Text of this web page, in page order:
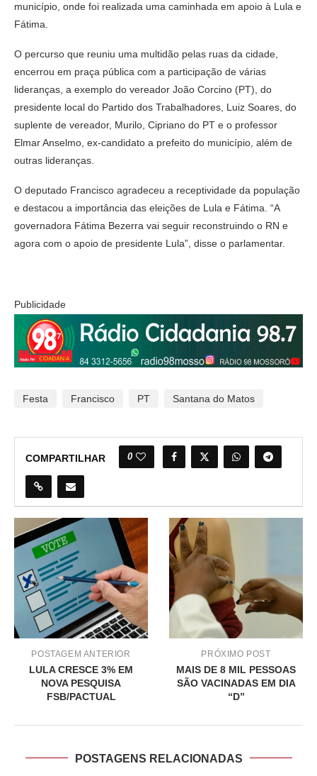
município, onde foi realizada uma caminhada em apoio à Lula e
Fátima.
O percurso que reuniu uma multidão pelas ruas da cidade,
encerrou em praça pública com a participação de várias
lideranças, a exemplo do vereador João Corcino (PT), do
presidente local do Partido dos Trabalhadores, Luiz Soares, do
suplente de vereador, Murilo, Cipriano do PT e o professor
Elmar Anselmo, ex-candidato a prefeito do município, além de
outras lideranças.
O deputado Francisco agradeceu a receptividade da população
e destacou a importância das eleições de Lula e Fátima. “A
governadora Fátima Bezerra vai seguir reconstruindo o RN e
agora com o apoio de presidente Lula”, disse o parlamentar.
Publicidade
Festa Francisco PT Santana do Matos
COMPARTILHAR 0
POSTAGEM ANTERIOR
LULA CRESCE 3% EM
NOVA PESQUISA
FSB/PACTUAL
PRÓXIMO POST
MAIS DE 8 MIL PESSOAS
SÃO VACINADAS EM DIA
“D”
POSTAGENS RELACIONADAS